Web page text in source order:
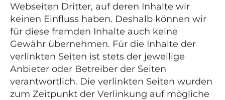
Webseiten Dritter, auf deren Inhalte wir
keinen Einfluss haben. Deshalb können wir
für diese fremden Inhalte auch keine
Gewähr übernehmen. Für die Inhalte der
verlinkten Seiten ist stets der jeweilige
Anbieter oder Betreiber der Seiten
verantwortlich. Die verlinkten Seiten wurden
zum Zeitpunkt der Verlinkung auf mögliche